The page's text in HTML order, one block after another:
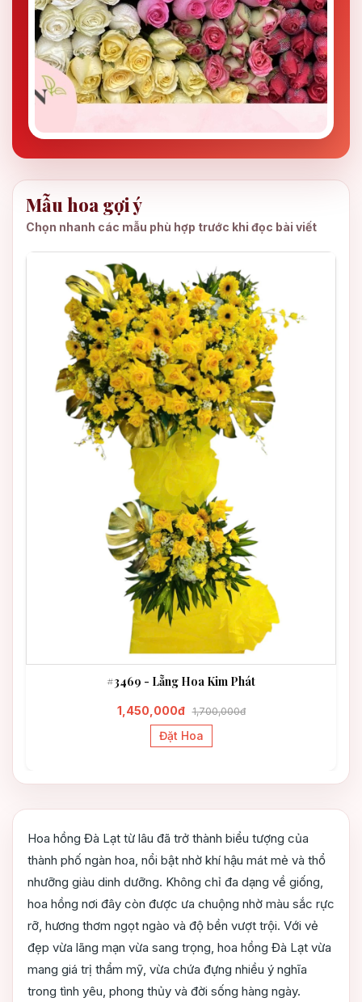
Mẫu hoa gợi ý
Chọn nhanh các mẫu phù hợp trước khi đọc bài viết
#3469 - Lẵng Hoa Kim Phát
1,450,000đ 1,700,000đ
Đặt Hoa
Hoa hồng Đà Lạt từ lâu đã trở thành biểu tượng của
thành phố ngàn hoa, nổi bật nhờ khí hậu mát mẻ và thổ
nhưỡng giàu dinh dưỡng. Không chỉ đa dạng về giống,
hoa hồng nơi đây còn được ưa chuộng nhờ màu sắc rực
rỡ, hương thơm ngọt ngào và độ bền vượt trội. Với vẻ
đẹp vừa lãng mạn vừa sang trọng, hoa hồng Đà Lạt vừa
mang giá trị thẩm mỹ, vừa chứa đựng nhiều ý nghĩa
trong tình yêu, phong thủy và đời sống hàng ngày.